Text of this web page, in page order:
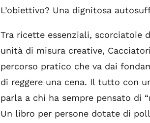
L’obiettivo? Una dignitosa
Tra ricette essenziali, scorciatoie
unità di misura creative,
percorso pratico che va dai
di reggere una cena. Il tutto con
parla a chi ha sempre pensato di
Un libro per persone dotate di